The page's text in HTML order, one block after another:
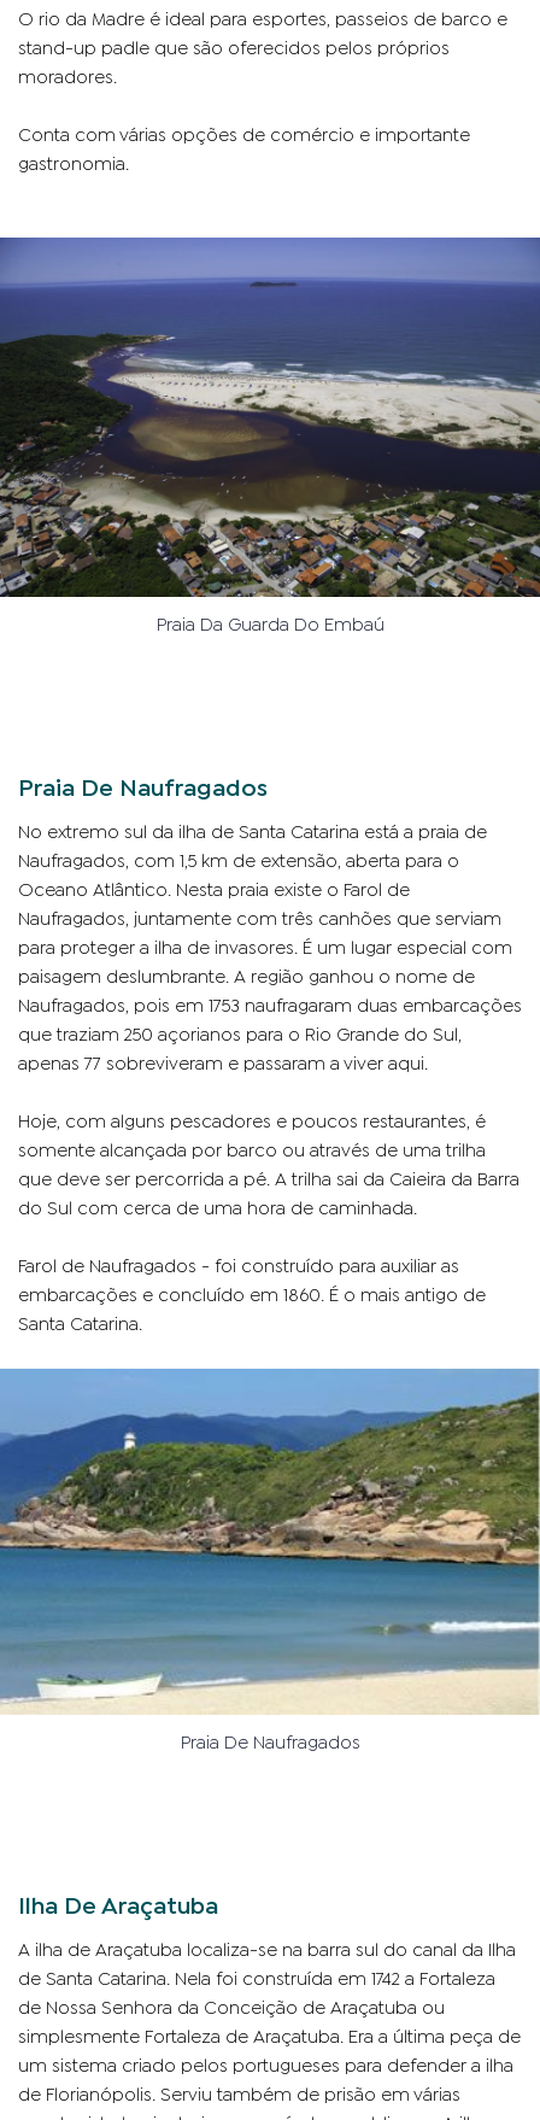
O rio da Madre é ideal para esportes, passeios de barco e
stand-up padle que são oferecidos pelos próprios
moradores.
Conta com várias opções de comércio e importante
gastronomia.
Praia Da Guarda Do Embaú
Praia De Naufragados
No extremo sul da ilha de Santa Catarina está a praia de
Naufragados, com 1,5 km de extensão, aberta para o
Oceano Atlântico. Nesta praia existe o Farol de
Naufragados, juntamente com três canhões que serviam
para proteger a ilha de invasores. É um lugar especial com
paisagem deslumbrante. A região ganhou o nome de
Naufragados, pois em 1753 naufragaram duas embarcações
que traziam 250 açorianos para o Rio Grande do Sul,
apenas 77 sobreviveram e passaram a viver aqui.
Hoje, com alguns pescadores e poucos restaurantes, é
somente alcançada por barco ou através de uma trilha
que deve ser percorrida a pé. A trilha sai da Caieira da Barra
do Sul com cerca de uma hora de caminhada.
Farol de Naufragados - foi construído para auxiliar as
embarcações e concluído em 1860. É o mais antigo de
Santa Catarina.
Praia De Naufragados
Ilha De Araçatuba
A ilha de Araçatuba localiza-se na barra sul do canal da Ilha
de Santa Catarina. Nela foi construída em 1742 a Fortaleza
de Nossa Senhora da Conceição de Araçatuba ou
simplesmente Fortaleza de Araçatuba. Era a última peça de
um sistema criado pelos portugueses para defender a ilha
de Florianópolis. Serviu também de prisão em várias